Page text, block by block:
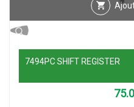
7494PC SHIFT REGISTER